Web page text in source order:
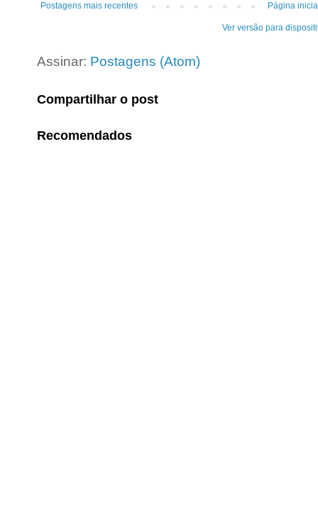
Postagens mais recentes Página
Ver versão para
Assinar: Postagens (Atom)
Compartilhar o post
Recomendados